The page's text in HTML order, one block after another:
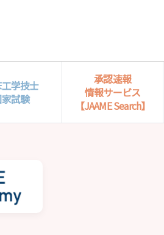
学技士
試験
承認速報
情報サービス
【JAAME Search】